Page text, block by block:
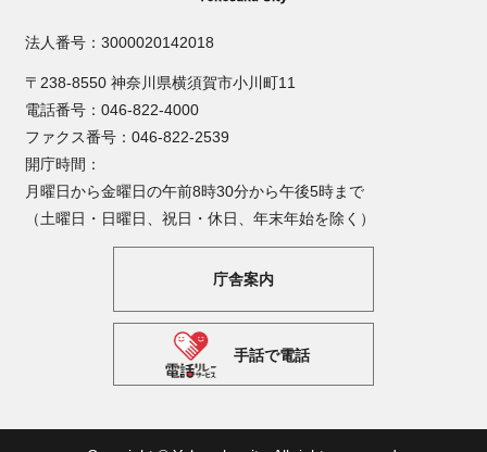
法人番号：3000020142018
〒238-8550 神奈川県横須賀市小川町11
電話番号：046-822-4000
ファクス番号：046-822-2539
開庁時間：
月曜日から金曜日の午前8時30分から午後5時まで
（土曜日・日曜日、祝日・休日、年末年始を除く）
庁舎案内
手話で電話